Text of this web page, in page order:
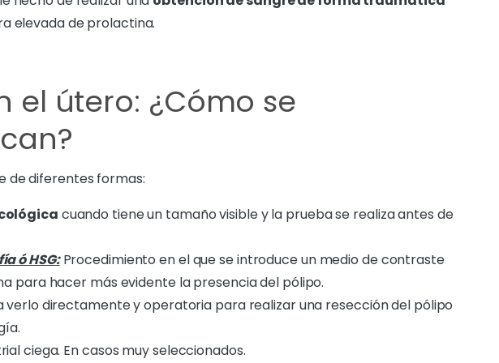
elevada de prolactina.
el útero: ¿Cómo se
de diferentes formas:
cuando tiene un tamaño visible y la prueba se realiza antes de
ó HSG:Procedimiento en el que se introduce un medio de contraste
para hacer más evidente la presencia del pólipo.
verlo directamente y operatoria para realizar una resección del pólipo
ciega. En casos muy seleccionados.